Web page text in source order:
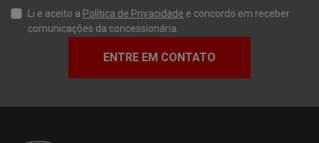
Li e aceito a Política de Privacidade e concordo em receber
comunicações da concessionária.
ENTRE EM CONTATO